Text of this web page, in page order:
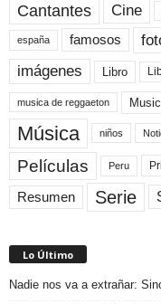
Cantantes Cine
españa famosos
imágenes Libro
musica de reggaeton
Música niños
Películas Peru
Resumen Serie
Lo Último
Nadie nos va a extrañar: